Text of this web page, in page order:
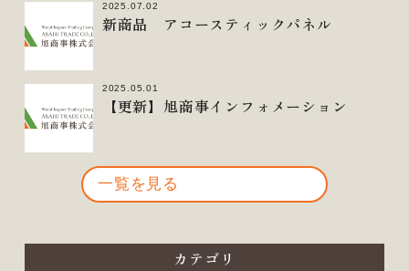
2025.07.02
新商品 アコースティックパネル
2025.05.01
【更新】旭商事インフォメーション
一覧を見る
カテゴリ